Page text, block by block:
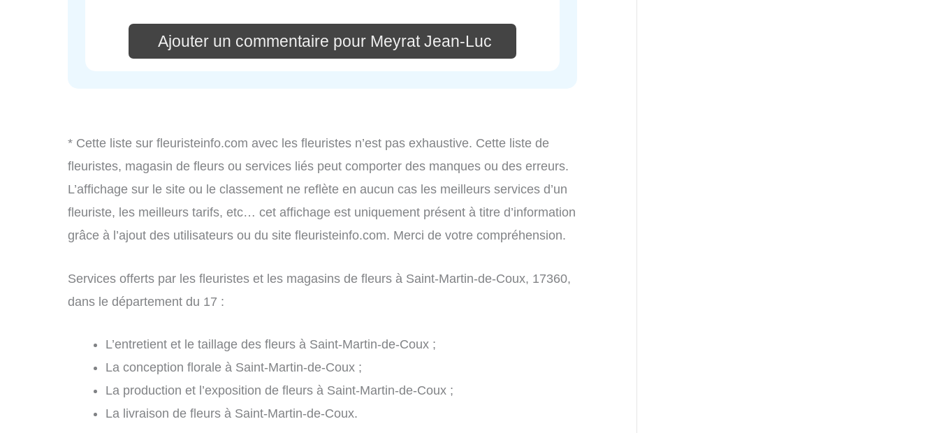
Ajouter un commentaire pour Meyrat Jean-Luc
* Cette liste sur fleuristeinfo.com avec les fleuristes n’est pas exhaustive. Cette liste de
fleuristes, magasin de fleurs ou services liés peut comporter des manques ou des erreurs.
L’affichage sur le site ou le classement ne reflète en aucun cas les meilleurs services d’un
fleuriste, les meilleurs tarifs, etc… cet affichage est uniquement présent à titre d’information
grâce à l’ajout des utilisateurs ou du site fleuristeinfo.com. Merci de votre compréhension.
Services offerts par les fleuristes et les magasins de fleurs à Saint-Martin-de-Coux, 17360,
dans le département du 17 :
L’entretient et le taillage des fleurs à Saint-Martin-de-Coux ;
La conception florale à Saint-Martin-de-Coux ;
La production et l’exposition de fleurs à Saint-Martin-de-Coux ;
La livraison de fleurs à Saint-Martin-de-Coux.